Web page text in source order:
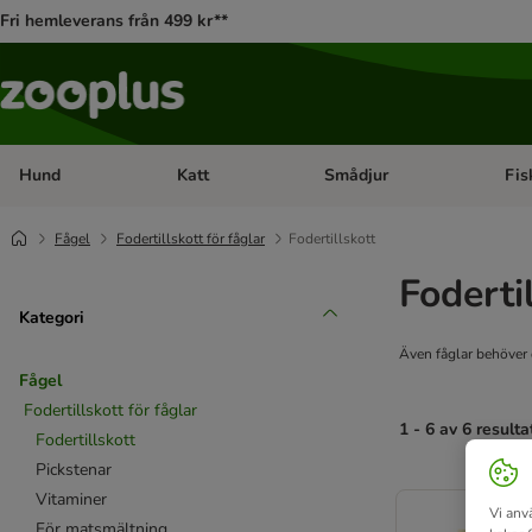
Fri hemleverans från 499 kr**
Hund Open category menu: Hund
Katt Open category menu: Katt
Smådjur
Fågel Fodertillskott för fåglar Fodertillskott
Kategori
Fågel
Fodertillskott för fåglar
Fodertillskott
Pickstenar
Vitaminer
Även fåglar
1 - 6 av 6
product items
Vi